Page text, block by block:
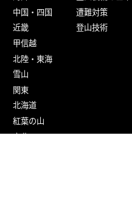
中国・四国
近畿
甲信越
北陸・東海
雪山
関東
北海道
紅葉の山
東北
遭難対策
登山技術